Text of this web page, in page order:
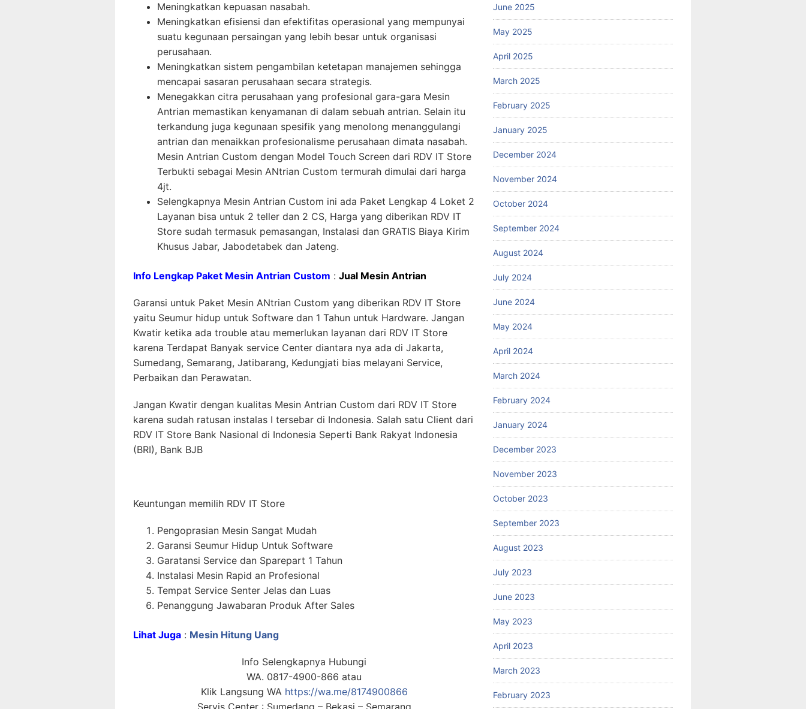
Meningkatkan kepuasan nasabah.
Meningkatkan efisiensi dan efektifitas operasional yang mempunyai
suatu kegunaan persaingan yang lebih besar untuk organisasi
perusahaan.
Meningkatkan sistem pengambilan ketetapan manajemen sehingga
mencapai sasaran perusahaan secara strategis.
Menegakkan citra perusahaan yang profesional gara-gara Mesin
Antrian memastikan kenyamanan di dalam sebuah antrian. Selain itu
terkandung juga kegunaan spesifik yang menolong menanggulangi
antrian dan menaikkan profesionalisme perusahaan dimata nasabah.
Mesin Antrian Custom dengan Model Touch Screen dari RDV IT Store
Terbukti sebagai Mesin ANtrian Custom termurah dimulai dari harga
4jt.
Selengkapnya Mesin Antrian Custom ini ada Paket Lengkap 4 Loket 2
Layanan bisa untuk 2 teller dan 2 CS, Harga yang diberikan RDV IT
Store sudah termasuk pemasangan, Instalasi dan GRATIS Biaya Kirim
Khusus Jabar, Jabodetabek dan Jateng.
Info Lengkap Paket Mesin Antrian Custom : Jual Mesin Antrian
Garansi untuk Paket Mesin ANtrian Custom yang diberikan RDV IT Store
yaitu Seumur hidup untuk Software dan 1 Tahun untuk Hardware. Jangan
Kwatir ketika ada trouble atau memerlukan layanan dari RDV IT Store
karena Terdapat Banyak service Center diantara nya ada di Jakarta,
Sumedang, Semarang, Jatibarang, Kedungjati bias melayani Service,
Perbaikan dan Perawatan.
Jangan Kwatir dengan kualitas Mesin Antrian Custom dari RDV IT Store
karena sudah ratusan instalas I tersebar di Indonesia. Salah satu Client dari
RDV IT Store Bank Nasional di Indonesia Seperti Bank Rakyat Indonesia
(BRI), Bank BJB
Keuntungan memilih RDV IT Store
Pengoprasian Mesin Sangat Mudah
Garansi Seumur Hidup Untuk Software
Garatansi Service dan Sparepart 1 Tahun
Instalasi Mesin Rapid an Profesional
Tempat Service Senter Jelas dan Luas
Penanggung Jawabaran Produk After Sales
Lihat Juga : Mesin Hitung Uang
Info Selengkapnya Hubungi
WA. 0817-4900-866 atau
Klik Langsung WA https://wa.me/8174900866
June 2025
May 2025
April 2025
March 2025
February 2025
January 2025
December 2024
November 2024
October 2024
September 2024
August 2024
July 2024
June 2024
May 2024
April 2024
March 2024
February 2024
January 2024
December 2023
November 2023
October 2023
September 2023
August 2023
July 2023
June 2023
May 2023
April 2023
March 2023
February 2023